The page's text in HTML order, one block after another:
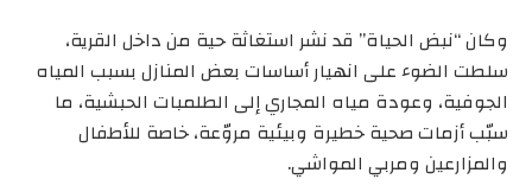
وكان “نبض الحياة” قد نشر استغاثة حية من داخل القرية،
سلطت الضوء على انهيار أساسات بعض المنازل بسبب المياه
الجوفية، وعودة مياه المجاري إلى الطلمبات الحبشية، ما
سبّب أزمات صحية خطيرة وبيئية مروّعة، خاصة للأطفال
والمزارعين ومربي المواشي.